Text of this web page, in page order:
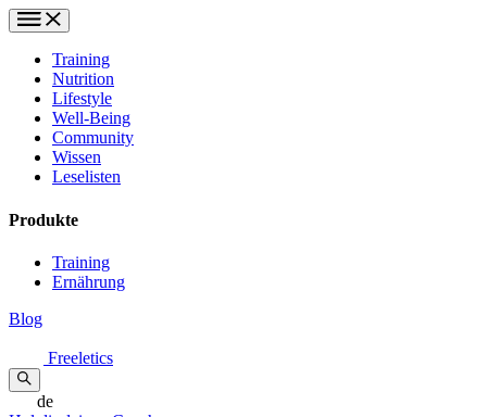
Training
Nutrition
Lifestyle
Well-Being
Community
Wissen
Leselisten
Produkte
Training
Ernährung
Blog
Freeletics
de